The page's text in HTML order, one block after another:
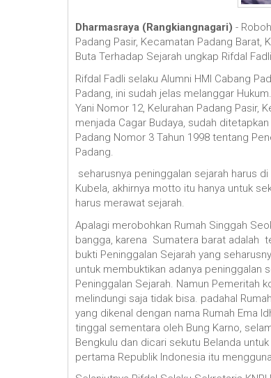
Dharmasraya (Rangkiangnagari) -
Padang Pasir, Kecamatan Padang
Buta Terhadap Sejarah ungkap Rifdal
Rifdal Fadli selaku Alumni HMI Cabang
Padang, ini sudah jelas melanggar
Yani Nomor 12, Kelurahan Padang Pasir,
menjada Cagar Budaya, sudah
Padang Nomor 3 Tahun 1998 tentang
Padang.
seharusnya peninggalan sejarah harus
Kubela, akhirnya motto itu hanya untuk
harus merawat sejarah.
Apalagi merobohkan Rumah Singgah
bangga, karena Sumatera barat adalah
bukti Peninggalan Sejarah yang
untuk membuktikan adanya peninggalan
Peninggalan Sejarah. Namun Pemeritah
melindungi saja tidak bisa. padahal
yang dikenal dengan nama Rumah Ema
tinggal sementara oleh Bung Karno,
Bengkulu dan dicari sekutu Belanda
pertama Republik Indonesia itu